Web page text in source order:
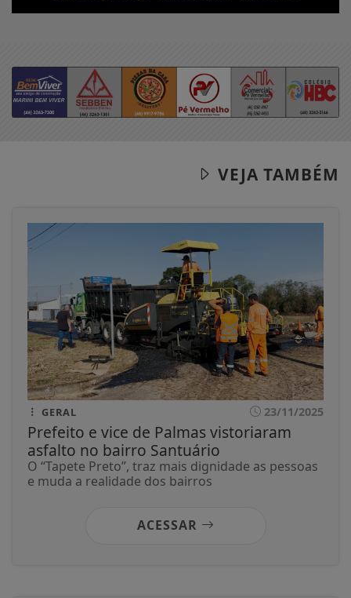
VEJA TAMBÉM
GERAL 23/11/2025
Prefeito e vice de Palmas vistoriaram
asfalto no bairro Santuário
O “Tapete Preto”, traz mais dignidade as pessoas
e muda a realidade dos bairros
ACESSAR